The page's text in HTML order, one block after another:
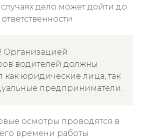
дело может дойти до
Организацией
водителей должны
как юридические лица, так
предприниматели.
осмотры проводятся в
времени работы